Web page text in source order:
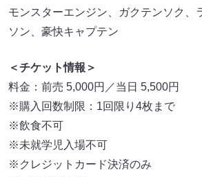
モンスターエンジン、ガクテンソク、
ソン、豪快キャプテン
＜チケット情報＞
料金：前売 5,000円／当日 5,500円
※購入回数制限：1回限り4枚まで
※飲食不可
※未就学児入場不可
※クレジットカード決済のみ